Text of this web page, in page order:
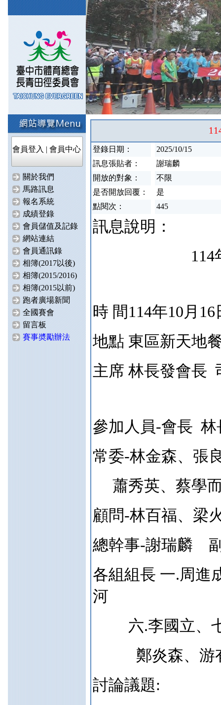
會員登入 |會員中心
關於我們
馬路訊息
報名系統
成績登錄
會員儲值及記錄
網站連結
會員通訊錄
相簿(2017以後)
相簿(2015/2016)
相簿(2015以前)
跑者廣場新聞
全國賽會
留言板
賽事奬勵辦法
登錄日期：
2025/10/15
訊息張貼者：
謝瑞麟
開放的對象：
不限
是否開放回覆：
是
點閱次：
445
訊息說明：
時 間114年10月
地點 東區新天地
主席 林長發會長
參加人員-會長
常委-林金森、張
蕭秀英、蔡學
顧問-林百福、梁
總幹事-謝瑞麟
各組組長 一.周進
河
六.李國立、七
鄭炎森、游有
討論議題: